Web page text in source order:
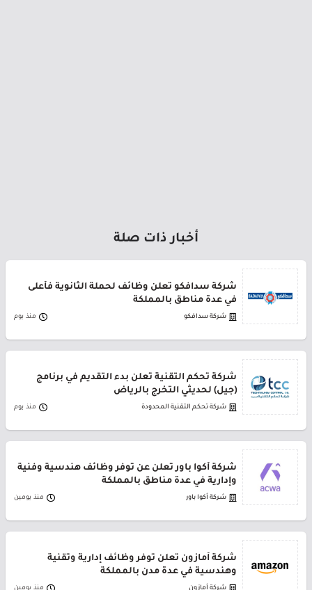
أخبار ذات صلة
شركة سدافكو تعلن وظائف لحملة الثانوية فأعلى
في عدة مناطق بالمملكة
شركة سدافكو منذ يوم
شركة تحكم التقنية تعلن بدء التقديم في برنامج
(جيل) لحديثي التخرج بالرياض
شركة تحكم التقنية المحدودة منذ يوم
شركة أكوا باور تعلن عن توفر وظائف هندسية وفنية
وإدارية في عدة مناطق بالمملكة
شركة أكوا باور منذ يومين
شركة أمازون تعلن توفر وظائف إدارية وتقنية
وهندسية في عدة مدن بالمملكة
شركة أمازون منذ يومين